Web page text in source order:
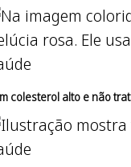
colesterol alto e não